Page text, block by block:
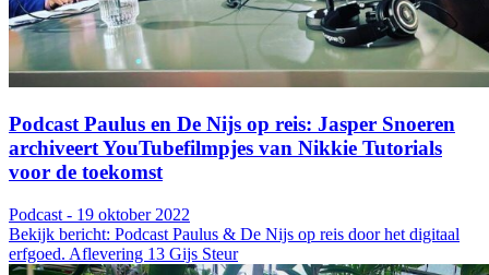
Podcast Paulus en De Nijs op reis: Jasper Snoeren
archiveert YouTubefilmpjes van Nikkie Tutorials
voor de toekomst
Podcast - 19 oktober 2022
Bekijk bericht: Podcast Paulus & De Nijs op reis door het digitaal
erfgoed. Aflevering 13 Gijs Steur